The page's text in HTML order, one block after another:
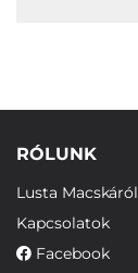
RÓLUNK
Lusta Macskáról
Kapcsolatok
Facebook